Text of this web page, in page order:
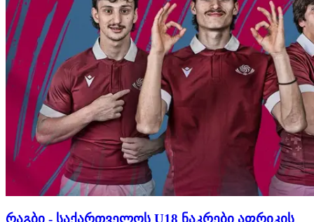
რაგბი - საქართველოს U18 ნაკრები აფრიკის